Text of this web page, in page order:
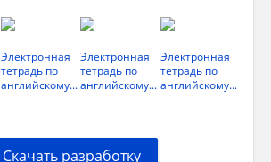
Электронная
тетрадь по
английскому...
Электронная
тетрадь по
английскому...
Электронная
тетрадь по
английскому...
Скачать разработку